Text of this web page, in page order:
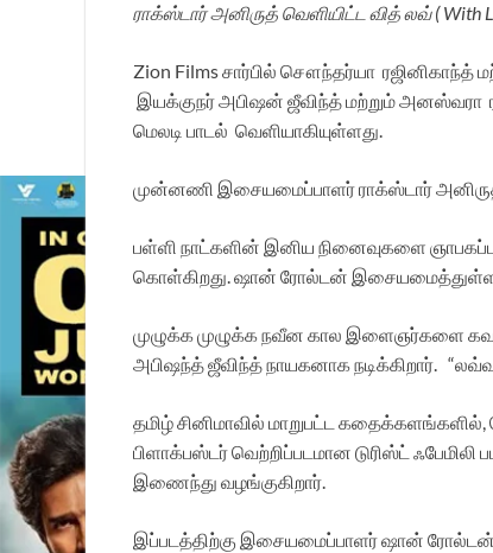
ராக்ஸ்டார் அனிருத் வெளியிட்ட வித் லவ் ( With
Zion Films சார்பில் சௌந்தர்யா ரஜினிகாந்த்
இயக்குநர் அபிஷன் ஜீவிந்த் மற்றும் அனஸ்வரா
மெலடி பாடல் வெளியாகியுள்ளது.
முன்னணி இசையமைப்பாளர் ராக்ஸ்டார்
பள்ளி நாட்களின் இனிய நினைவுகளை
கொள்கிறது. ஷான் ரோல்டன் இசையமைத்துள்ள
முழுக்க முழுக்க நவீன கால இளைஞர்களை
அபிஷந்த் ஜீவிந்த் நாயகனாக நடிக்கிறார்.
தமிழ் சினிமாவில் மாறுபட்ட
பிளாக்பஸ்டர் வெற்றிப்படமான டுரிஸ்ட்
இணைந்து வழங்குகிறார்.
இப்படத்திற்கு இசையமைப்பாளர் ஷான் ரோல்டன்